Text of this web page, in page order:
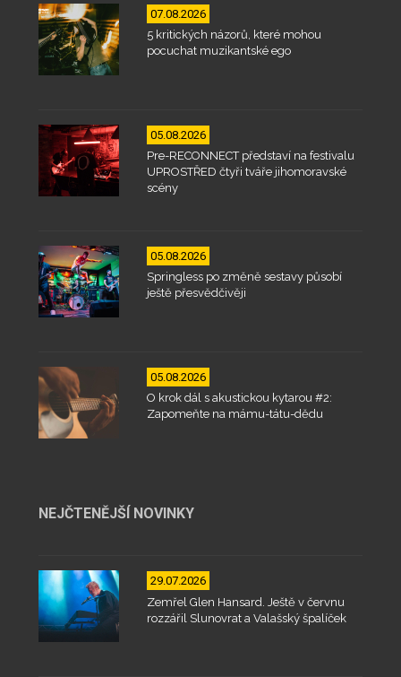
07.08.2026
5 kritických názorů, které mohou
pocuchat muzikantské ego
05.08.2026
Pre-RECONNECT představí na festivalu
UPROSTŘED čtyři tváře jihomoravské
scény
05.08.2026
Springless po změně sestavy působí
ještě přesvědčivěji
05.08.2026
O krok dál s akustickou kytarou #2:
Zapomeňte na mámu-tátu-dědu
NEJČTENĚJŠÍ NOVINKY
29.07.2026
Zemřel Glen Hansard. Ještě v červnu
rozzářil Slunovrat a Valašský špalíček